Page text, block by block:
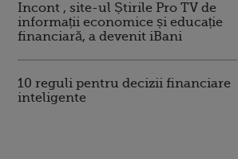
Incont , site-ul Știrile Pro TV de
informații economice și educație
financiară, a devenit iBani
10 reguli pentru decizii financiare
inteligente